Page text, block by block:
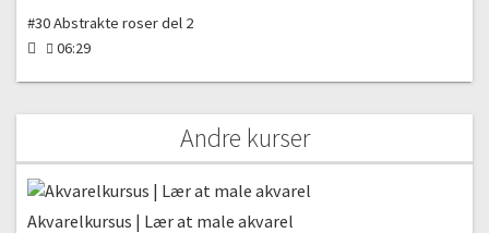
#30 Abstrakte roser del 2
06:29
Andre kurser
Akvarelkursus | Lær at male akvarel